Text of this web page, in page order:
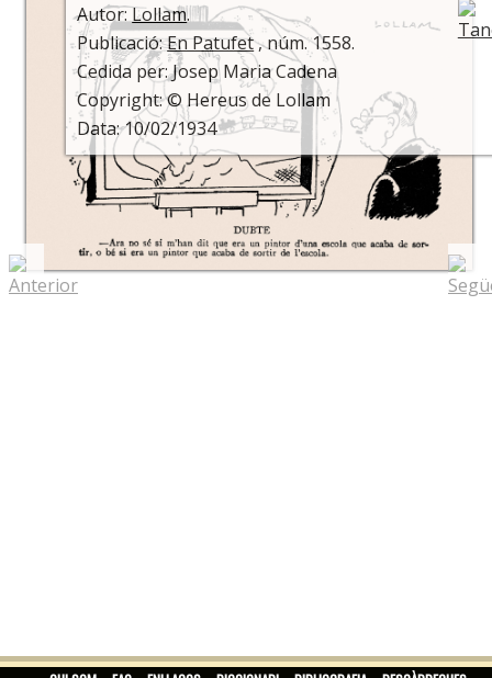
Autor:Lollam.
Publicació:En Patufet, núm. 1558.
Cedida per: Josep Maria Cadena
Copyright: © Hereus de Lollam
Data: 10/02/1934